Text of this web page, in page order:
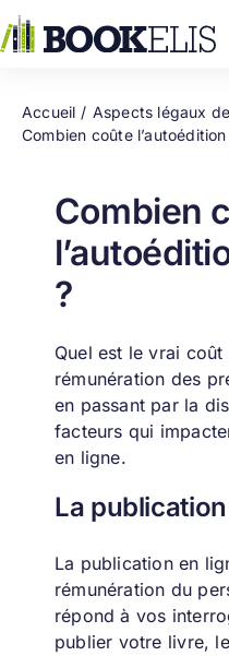
au
contenu
Accueil
Aspects légaux
Combien coûte l’autoédition
Combien
?
Quel est le vrai coût
rémunération des
en passant par la
facteurs qui
en ligne.
La
La publication en
rémunération du
répond à vos
publier votre livre,